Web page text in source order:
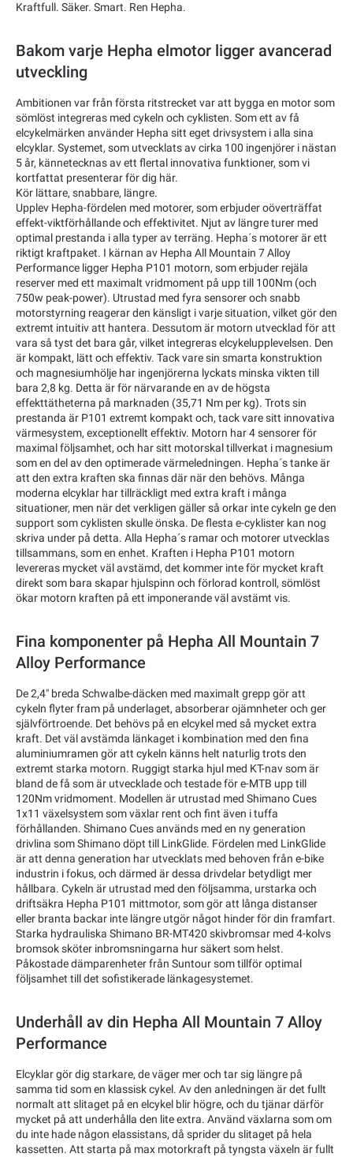
Kraftfull. Säker. Smart. Ren Hepha.
Bakom varje Hepha elmotor ligger avancerad
utveckling
Ambitionen var från första ritstrecket var att bygga en motor som
sömlöst integreras med cykeln och cyklisten. Som ett av få
elcykelmärken använder Hepha sitt eget drivsystem i alla sina
elcyklar. Systemet, som utvecklats av cirka 100 ingenjörer i nästan
5 år, kännetecknas av ett flertal innovativa funktioner, som vi
kortfattat presenterar för dig här.
Kör lättare, snabbare, längre.
Upplev Hepha-fördelen med motorer, som erbjuder oöverträffat
effekt-viktförhållande och effektivitet. Njut av längre turer med
optimal prestanda i alla typer av terräng. Hepha´s motorer är ett
riktigt kraftpaket. I kärnan av Hepha All Mountain 7 Alloy
Performance ligger Hepha P101 motorn, som erbjuder rejäla
reserver med ett maximalt vridmoment på upp till 100Nm (och
750w peak-power). Utrustad med fyra sensorer och snabb
motorstyrning reagerar den känsligt i varje situation, vilket gör den
extremt intuitiv att hantera. Dessutom är motorn utvecklad för att
vara så tyst det bara går, vilket integreras elcykelupplevelsen. Den
är kompakt, lätt och effektiv. Tack vare sin smarta konstruktion
och magnesiumhölje har ingenjörerna lyckats minska vikten till
bara 2,8 kg. Detta är för närvarande en av de högsta
effekttätheterna på marknaden (35,71 Nm per kg). Trots sin
prestanda är P101 extremt kompakt och, tack vare sitt innovativa
värmesystem, exceptionellt effektiv. Motorn har 4 sensorer för
maximal följsamhet, och har sitt motorskal tillverkat i magnesium
som en del av den optimerade värmeledningen. Hepha´s tanke är
att den extra kraften ska finnas där när den behövs. Många
moderna elcyklar har tillräckligt med extra kraft i många
situationer, men när det verkligen gäller så orkar inte cykeln ge den
support som cyklisten skulle önska. De flesta e-cyklister kan nog
skriva under på detta. Alla Hepha´s ramar och motorer utvecklas
tillsammans, som en enhet. Kraften i Hepha P101 motorn
levereras mycket väl avstämd, det kommer inte för mycket kraft
direkt som bara skapar hjulspinn och förlorad kontroll, sömlöst
ökar motorn kraften på ett imponerande väl avstämt vis.
Fina komponenter på Hepha All Mountain 7
Alloy Performance
De 2,4" breda Schwalbe-däcken med maximalt grepp gör att
cykeln flyter fram på underlaget, absorberar ojämnheter och ger
självförtroende. Det behövs på en elcykel med så mycket extra
kraft. Det väl avstämda länkaget i kombination med den fina
aluminiumramen gör att cykeln känns helt naturlig trots den
extremt starka motorn. Ruggigt starka hjul med KT-nav som är
bland de få som är utvecklade och testade för e-MTB upp till
120Nm vridmoment. Modellen är utrustad med Shimano Cues
1x11 växelsystem som växlar rent och fint även i tuffa
förhållanden. Shimano Cues används med en ny generation
drivlina som Shimano döpt till LinkGlide. Fördelen med LinkGlide
är att denna generation har utvecklats med behoven från e-bike
industrin i fokus, och därmed är dessa drivdelar betydligt mer
hållbara. Cykeln är utrustad med den följsamma, urstarka och
driftsäkra Hepha P101 mittmotor, som gör att långa distanser
eller branta backar inte längre utgör något hinder för din framfart.
Starka hydrauliska Shimano BR-MT420 skivbromsar med 4-kolvs
bromsok sköter inbromsningarna hur säkert som helst.
Påkostade dämparenheter från Suntour som tillför optimal
följsamhet till det sofistikerade länkagesystemet.
Underhåll av din Hepha All Mountain 7 Alloy
Performance
Elcyklar gör dig starkare, de väger mer och tar sig längre på
samma tid som en klassisk cykel. Av den anledningen är det fullt
normalt att slitaget på en elcykel blir högre, och du tjänar därför
mycket på att underhålla den lite extra. Använd växlarna som om
du inte hade någon elassistans, då sprider du slitaget på hela
kassetten. Att starta på max motorkraft på tyngsta växeln är fullt